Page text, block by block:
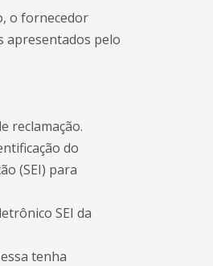
o fornecedor
apresentados pelo
reclamação.
do
(SEI) para
SEI da
tenha